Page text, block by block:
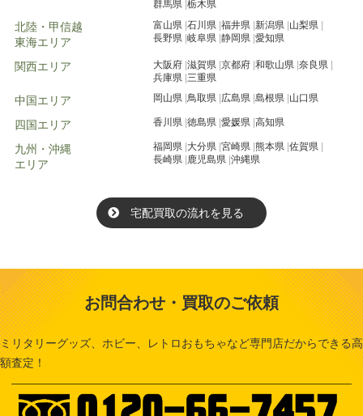
群馬県 栃木県
北陸・甲信越
東海エリア
富山県 石川県 福井県 新潟県 山梨県
長野県 岐阜県 静岡県 愛知県
関西エリア 大阪府 滋賀県 京都府 和歌山県 奈良県
兵庫県 三重県
中国エリア 岡山県 鳥取県 広島県 島根県 山口県
四国エリア 香川県 徳島県 愛媛県 高知県
九州・沖縄
エリア
福岡県 大分県 宮崎県 熊本県 佐賀県
長崎県 鹿児島県 沖縄県
宅配買取の流れを見る
お問合わせ・買取のご依頼
ミリタリーグッズ、ホビー、レトロおもちゃなど専門店だからできる高
額査定！